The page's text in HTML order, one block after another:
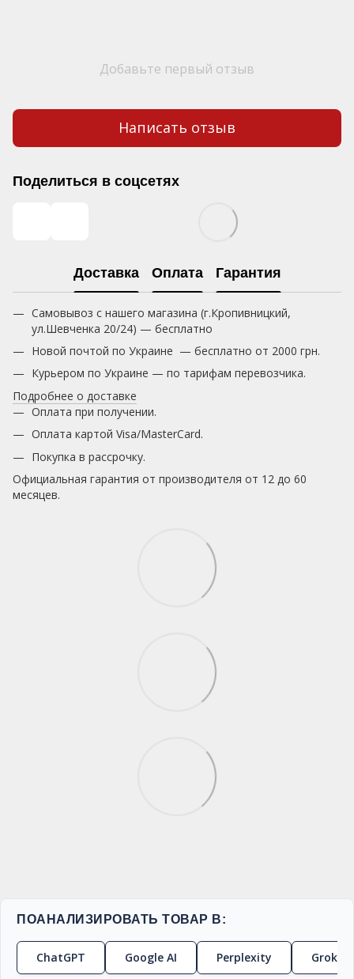
Добавьте первый отзыв
Написать отзыв
Поделиться в соцсетях
Доставка Оплата Гарантия
Самовывоз с нашего магазина (г.Кропивницкий,
ул.Шевченка 20/24) — бесплатно
Новой почтой по Украине — бесплатно от 2000 грн.
Курьером по Украине — по тарифам перевозчика.
Подробнее о доставке
Оплата при получении.
Оплата картой Visa/MasterCard.
Покупка в рассрочку.
Официальная гарантия от производителя от 12 до 60
месяцев.
ПОАНАЛИЗИРОВАТЬ ТОВАР В:
ChatGPT Google AI Perplexity Grok